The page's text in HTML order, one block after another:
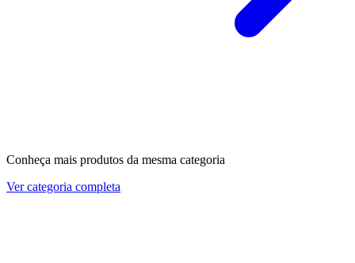
Conheça mais produtos da mesma categoria
Ver categoria completa